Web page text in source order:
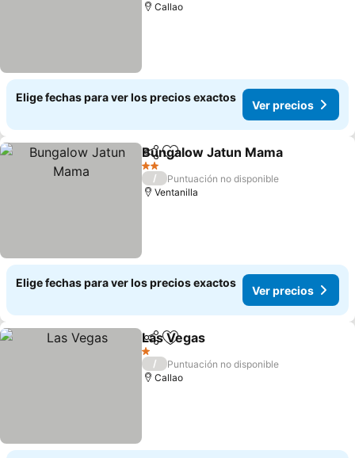
Callao
Elige fechas para ver los precios exactos
Ver precios
CompartirAgregar a favoritos
Bungalow Jatun Mama
2 Estrellas
/
Puntuación no disponible
Ventanilla
Elige fechas para ver los precios exactos
Ver precios
CompartirAgregar a favoritos
Las Vegas
1 Estrellas
/
Puntuación no disponible
Callao